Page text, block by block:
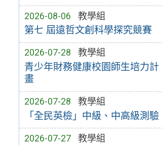
2026-08-06 教學組
第七 屆遠哲文創科學探究競賽
2026-07-28 教學組
青少年財務健康校園師生培力計
畫
2026-07-28 教學組
「全民英檢」中級、中高級測驗
2026-07-27 教學組